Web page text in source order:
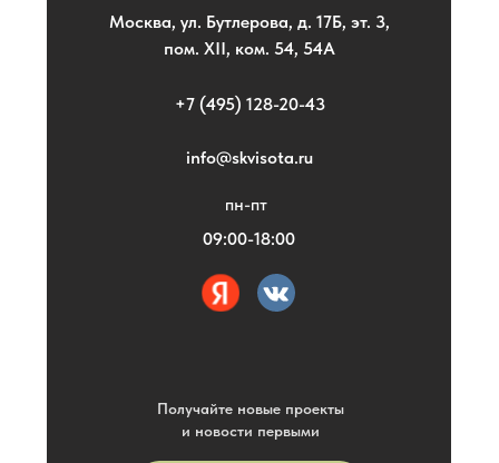
Получайте новые проекты
и новости первыми
+7 (495) 128-20-43
info@skvisota.ru
Москва, ул. Бутлерова, д. 17Б, эт. 3,
пом. XII, ком. 54, 54А
пн-пт
09:00-18:00